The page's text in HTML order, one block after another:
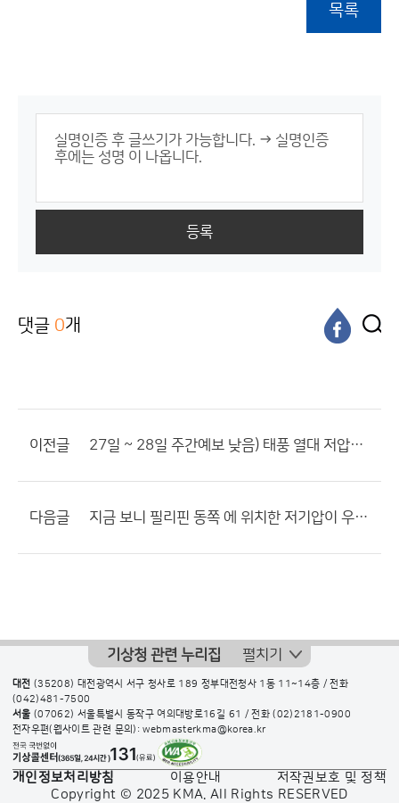
목록
등록
댓글 0개
이전글 27일 ~ 28일 주간예보 낮음) 태풍 열대 저압부 영향??
다음글 지금 보니 필리핀 동쪽 에 위치한 저기압이 우리나라에...
기상청 관련 누리집 펼치기
대전 (35208) 대전광역시 서구 청사로 189 정부대전청사 1동 11~14층 / 전화
(042)481-7500
서울 (07062) 서울특별시 동작구 여의대방로16길 61 / 전화(02)2181-0900
전자우편(웹사이트 관련 문의): webmasterkma@korea.kr
개인정보처리방침 이용안내
저작권보호 및 정책
Copyright © 2025 KMA. All Rights RESERVED